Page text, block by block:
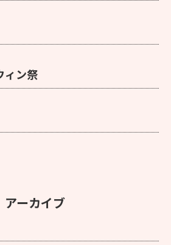
ン祭
アーカイブ